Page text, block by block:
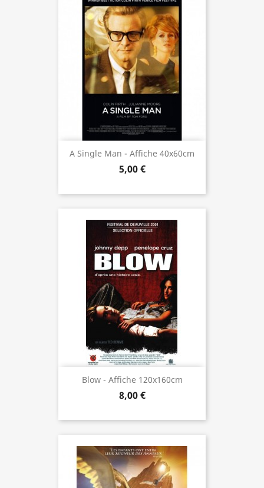
A Single Man - Affiche 40x60cm
5,00 €
Blow - Affiche 120x160cm
8,00 €